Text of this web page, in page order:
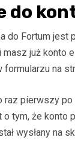
do
do Fortum
już konto
formularzu na
pierwszy po
o tym, że konto
wysłany na